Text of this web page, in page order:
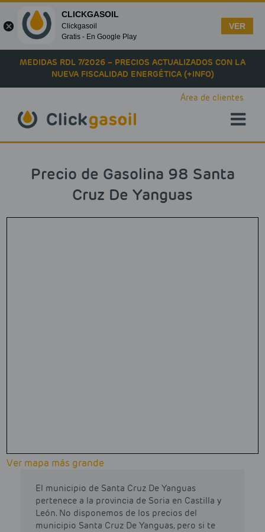
Skip to main content
MEDIDAS RDL 7/2026 – PRECIOS ACTUALIZADOS CON LA
NUEVA FISCALIDAD ENERGÉTICA (+INFO)
Área de clientes
Precio de Gasolina 98 Santa
Cruz De Yanguas
Ver mapa más grande
El municipio de Santa Cruz De Yanguas
pertenece a la provincia de Soria en Castilla y
León. No disponemos de los precios del
municipio Santa Cruz De Yanguas, pero si te
CLICKGASOIL
Clickgasoil
Gratis - En Google Play
VER